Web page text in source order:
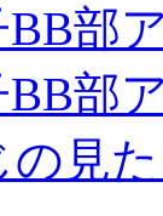
部
部
の見